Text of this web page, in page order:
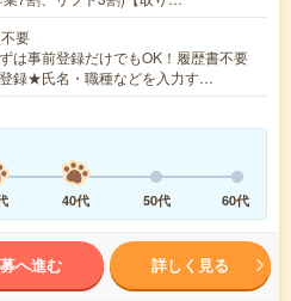
要
は事前登録だけでもOK！履歴書不要
録★氏名・職種などを入力す…
40代 50代 60代
へ進む 詳しく見る